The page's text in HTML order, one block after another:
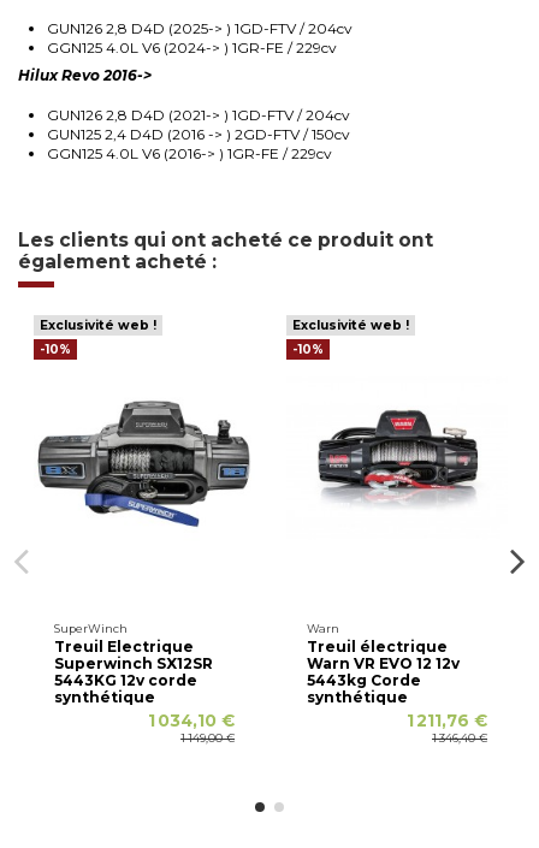
GUN126 2,8 D4D (2025-> ) 1GD-FTV / 204cv
GGN125 4.0L V6 (2024-> ) 1GR-FE / 229cv
Hilux Revo 2016->
GUN126 2,8 D4D (2021-> ) 1GD-FTV / 204cv
GUN125 2,4 D4D (2016 -> ) 2GD-FTV / 150cv
GGN125 4.0L V6 (2016-> ) 1GR-FE / 229cv
Les clients qui ont acheté ce produit ont
également acheté :
Exclusivité web !
-10%
SuperWinch
Treuil Electrique
Superwinch SX12SR
5443KG 12v corde
synthétique
1 034,10 €
1 149,00 €
Exclusivité web !
-10%
Warn
Treuil électrique
Warn VR EVO 12 12v
5443kg Corde
synthétique
1 211,76 €
1 346,40 €